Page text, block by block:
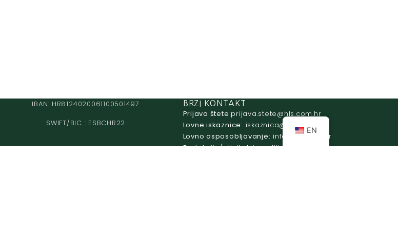
IBAN: HR8124020061100501497
SWIFT/BIC : ESBCHR22
BRZI KONTAKT
Prijava štete: rh.moc.slh
@etets.avajirp
Lovne iskaznice:
rh.moc.slh
@acinzaksi
Lovno osposobljavanje:
rh.ude-slh
@ofni
Redakcija/ digitalni mediji:
rh.sl
EN